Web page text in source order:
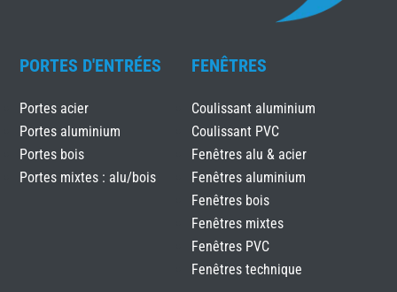
PORTES D'ENTRÉES
Portes acier
Portes aluminium
Portes bois
Portes mixtes : alu/bois
FENÊTRES
Coulissant aluminium
Coulissant PVC
Fenêtres alu & acier
Fenêtres aluminium
Fenêtres bois
Fenêtres mixtes
Fenêtres PVC
Fenêtres technique